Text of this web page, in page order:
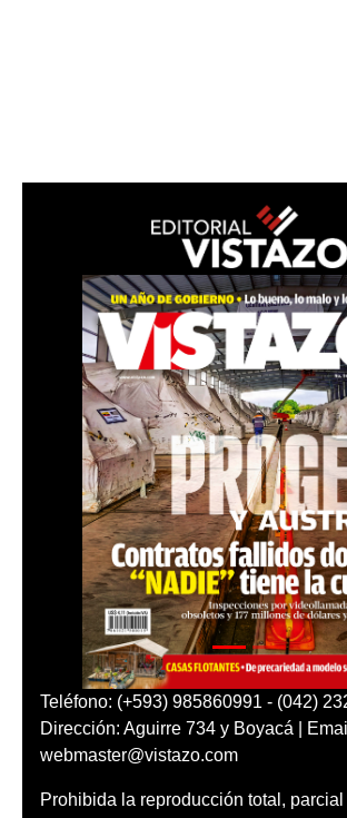
Teléfono: (+593) 985860991 - (042)
Dirección: Aguirre 734 y Boyacá |
webmaster@vistazo.com
Prohibida la reproducción total,